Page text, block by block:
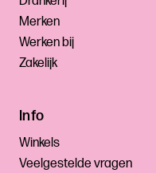
Merken
Werken bij
Zakelijk
Info
Winkels
Veelgestelde vragen